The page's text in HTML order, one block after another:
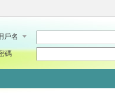
戶名
碼